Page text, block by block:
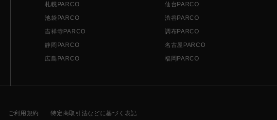
札幌PARCO 仙台PARCO
池袋PARCO
渋谷PARCO
吉祥寺PARCO
調布PARCO
静岡PARCO
名古屋PARCO
広島PARCO
福岡PARCO
ご利用規約 特定商取引法などに基づく表記